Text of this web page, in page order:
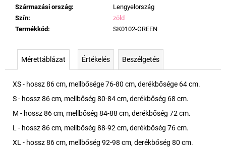
Származási ország:
Lengyelország
Szín:
zöld
Termékkód : SK0102-GREEN
Mérettáblázat Értékelés Beszélgetés
XS - hossz 86 cm, mellbősége 76-80 cm, derékbősége 64 cm.
S - hossz 86 cm, mellbőség 80-84 cm, derékbőség 68 cm.
M - hossz 86 cm, mellbőség 84-88 cm, derékbőség 72 cm.
L - hossz 86 cm, mellbőség 88-92 cm, derékbőség 76 cm.
XL - hossz 86 cm, mellbőség 92-98 cm, derékbőség 80 cm.